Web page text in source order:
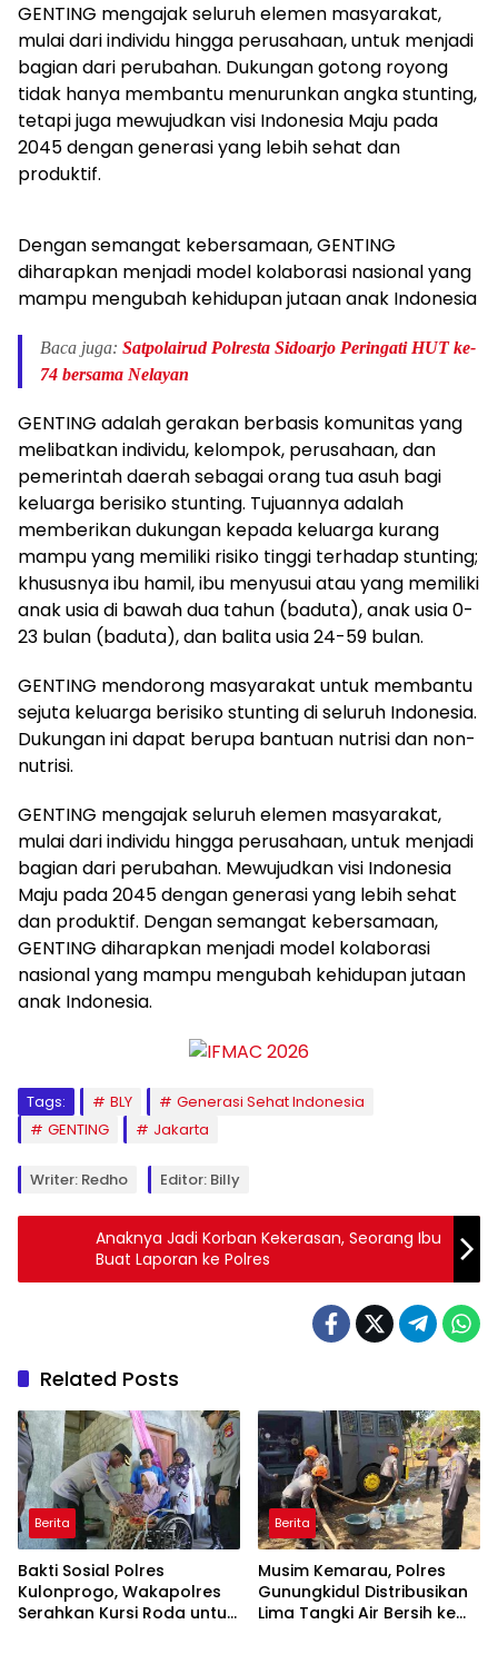
GENTING mengajak seluruh elemen masyarakat,
mulai dari individu hingga perusahaan, untuk menjadi
bagian dari perubahan. Dukungan gotong royong
tidak hanya membantu menurunkan angka stunting,
tetapi juga mewujudkan visi Indonesia Maju pada
2045 dengan generasi yang lebih sehat dan
produktif.
Dengan semangat kebersamaan, GENTING
diharapkan menjadi model kolaborasi nasional yang
mampu mengubah kehidupan jutaan anak Indonesia
Baca juga: Satpolairud Polresta Sidoarjo Peringati HUT ke-
74 bersama Nelayan
GENTING adalah gerakan berbasis komunitas yang
melibatkan individu, kelompok, perusahaan, dan
pemerintah daerah sebagai orang tua asuh bagi
keluarga berisiko stunting. Tujuannya adalah
memberikan dukungan kepada keluarga kurang
mampu yang memiliki risiko tinggi terhadap stunting;
khususnya ibu hamil, ibu menyusui atau yang memiliki
anak usia di bawah dua tahun (baduta), anak usia 0-
23 bulan (baduta), dan balita usia 24-59 bulan.
GENTING mendorong masyarakat untuk membantu
sejuta keluarga berisiko stunting di seluruh Indonesia.
Dukungan ini dapat berupa bantuan nutrisi dan non-
nutrisi.
GENTING mengajak seluruh elemen masyarakat,
mulai dari individu hingga perusahaan, untuk menjadi
bagian dari perubahan. Mewujudkan visi Indonesia
Maju pada 2045 dengan generasi yang lebih sehat
dan produktif. Dengan semangat kebersamaan,
GENTING diharapkan menjadi model kolaborasi
nasional yang mampu mengubah kehidupan jutaan
anak Indonesia.
Tags: BLY
Generasi Sehat Indonesia
GENTING
Jakarta
Writer: Redho Editor: Billy
Anaknya Jadi Korban Kekerasan, Seorang Ibu
Buat Laporan ke Polres
Related Posts
Berita
Bakti Sosial Polres
Kulonprogo, Wakapolres
Serahkan Kursi Roda untuk
Berita
Musim Kemarau, Polres
Gunungkidul Distribusikan
Lima Tangki Air Bersih ke
Berita Berita